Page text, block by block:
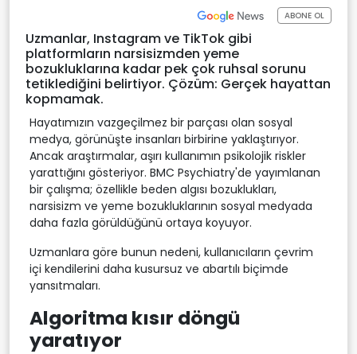
ABONE OL
Uzmanlar, Instagram ve TikTok gibi
platformların narsisizmden yeme
bozukluklarına kadar pek çok ruhsal sorunu
tetiklediğini belirtiyor. Çözüm: Gerçek hayattan
kopmamak.
Hayatımızın vazgeçilmez bir parçası olan sosyal
medya, görünüşte insanları birbirine yaklaştırıyor.
Ancak araştırmalar, aşırı kullanımın psikolojik riskler
yarattığını gösteriyor. BMC Psychiatry'de yayımlanan
bir çalışma; özellikle beden algısı bozuklukları,
narsisizm ve yeme bozukluklarının sosyal medyada
daha fazla görüldüğünü ortaya koyuyor.
Uzmanlara göre bunun nedeni, kullanıcıların çevrim
içi kendilerini daha kusursuz ve abartılı biçimde
yansıtmaları.
Algoritma kısır döngü
yaratıyor